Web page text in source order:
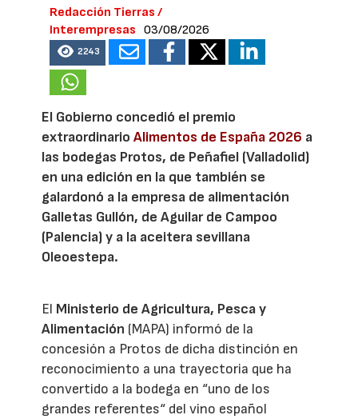
Redacción Tierras /
Interempresas
03/08/2026
2243
El Gobierno concedió el premio
extraordinarioAlimentos de España 2026 a
las bodegas Protos, de Peñafiel (Valladolid)
en una edición en la que también se
galardonó a la empresa de alimentación
Galletas Gullón, de Aguilar de Campoo
(Palencia) y a la aceitera sevillana
Oleoestepa.
El Ministerio de Agricultura, Pesca y
Alimentación (MAPA) informó de la
concesión a Protos de dicha distinción en
reconocimiento a una trayectoria que ha
convertido a la bodega en “uno de los
grandes referentes“ del vino español